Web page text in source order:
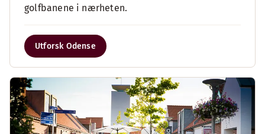
golfbanene i nærheten.
Utforsk Odense